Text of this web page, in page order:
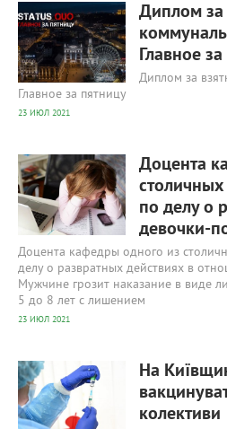
Диплом за
Главное
Диплом за
Главное за пятницу
23 ИЮЛ 2021
Доцента
столичных
по делу о
девочки-
Доцента кафедры одного из
делу о развратных действиях в
Мужчине грозит наказание в виде
5 до 8 лет с лишением
23 ИЮЛ 2021
На
колективи